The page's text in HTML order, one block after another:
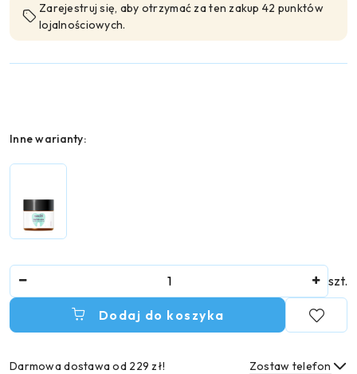
Zarejestruj się, aby otrzymać za ten zakup 42 punktów
lojalnościowych.
Wariant
Inne warianty:
szt.
Dodaj do koszyka
Darmowa dostawa od 229 zł! Zostaw telefon